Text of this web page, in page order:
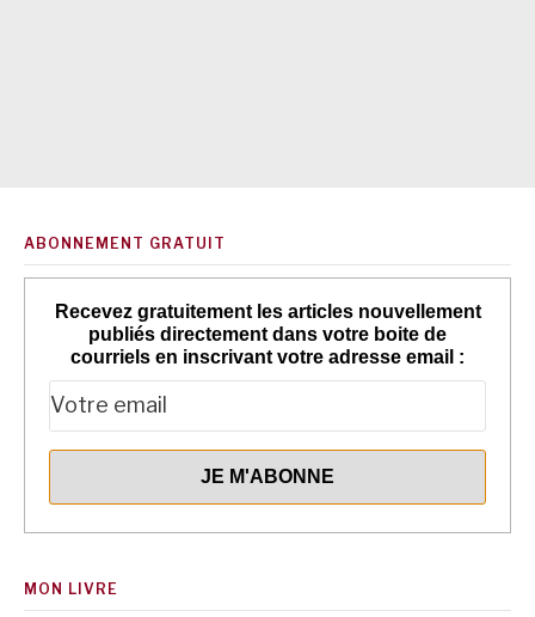
ABONNEMENT GRATUIT
Recevez gratuitement les articles nouvellement
publiés directement dans votre boite de
courriels en inscrivant votre adresse email :
MON LIVRE